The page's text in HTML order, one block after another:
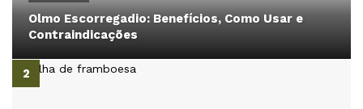
Olmo Escorregadio: Benefícios, Como Usar e
Contraindicações